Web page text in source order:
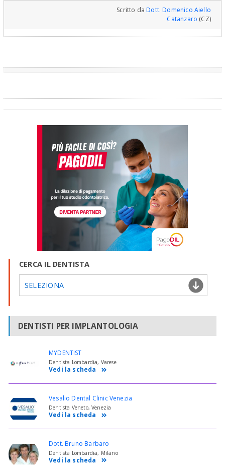
Scritto daDott. Domenico Aiello
Catanzaro (CZ)
CERCA IL DENTISTA
SELEZIONA
DENTISTI PER IMPLANTOLOGIA
MYDENTIST
Dentista Lombardia, Varese
Vedi la scheda
Vesalio Dental Clinic Venezia
Dentista Veneto, Venezia
Vedi la scheda
Dott. Bruno Barbaro
Dentista Lombardia, Milano
Vedi la scheda